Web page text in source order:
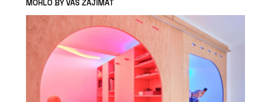
MOHLO BY VÁS ZAJÍMAT